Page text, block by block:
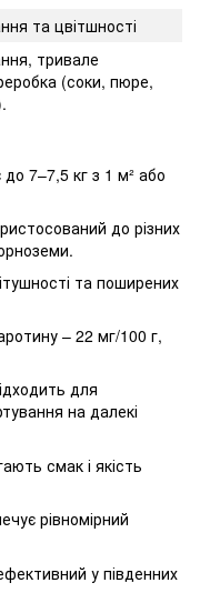
та цвітшності
тривале
(соки, пюре,
до 7–7,5 кг з 1 м² або
до різних
та поширених
– 22 мг/100 г,
для
на далекі
смак і якість
рівномірний
у південних